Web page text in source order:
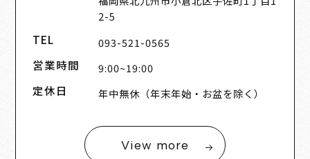
2-5
TEL 093-521-0565
営業時間 9:00~19:00
定休日 年中無休（年末年始・お盆を除く）
View more